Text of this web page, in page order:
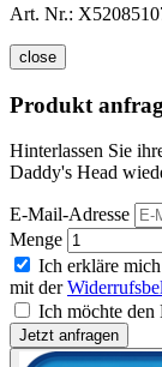
Art. Nr.:
close
Produkt
Hinterlassen Sie
Daddy's Head
E-Mail-Adresse
Menge
Ich erkläre
mit der
Ich möchte